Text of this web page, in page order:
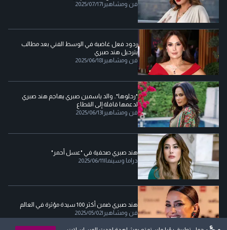
فن ومشاهير |
2025/07/17
ردود فعل غاضبة في الوسط الفني بعد مطالب
بترحيل هند صبري
فن ومشاهير |
2025/06/18
"رحلوها".. والد ياسمين صبري يهاجم هند صبري
لدعمها قافلة إلى القطاع
فن ومشاهير |
2025/06/13
هند صبري صحفية في "عسل أحمر"
دراما وسينما |
2025/06/11
هند صبري ضمن أكثر 100 سيدة مؤثرة في العالم
فن ومشاهير |
2025/05/02